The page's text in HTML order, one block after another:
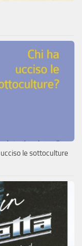
le sottoculture